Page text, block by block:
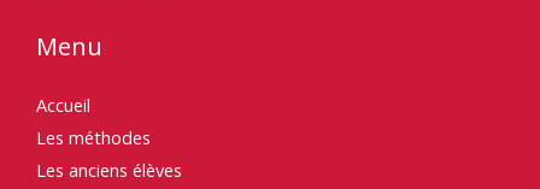
Menu
Accueil
Les méthodes
Les anciens élèves